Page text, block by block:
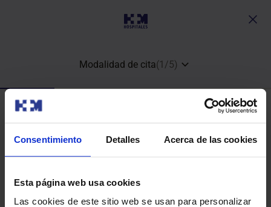
Consentimiento Detalles Acerca de las cookies
Esta página web usa cookies
Las cookies de este sitio web se usan para personalizar
Modalidad de cita(1 /5)